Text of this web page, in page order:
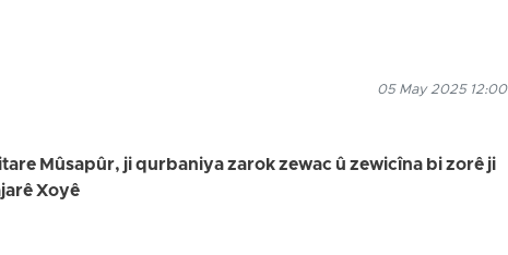
05 May 2025 12:00
Mûsapûr, ji qurbaniya zarok zewac û zewicîna bi zorê ji
Xoyê